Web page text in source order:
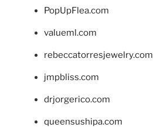
PopUpFlea.com
valueml.com
rebeccatorresjewelry.com
jmpbliss.com
drjorgerico.com
queensushipa.com